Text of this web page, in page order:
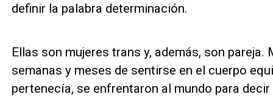
definir la palabra determinación.
Ellas son mujeres trans y, además, son
semanas y meses de sentirse en el cuerpo
pertenecía, se enfrentaron al mundo para